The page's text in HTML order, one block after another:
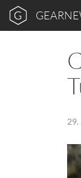
29.